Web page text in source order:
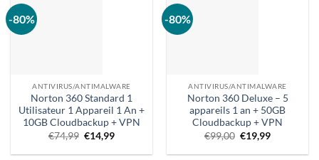
-80%
ANTIVIRUS/ANTIMALWARE
Norton 360 Standard 1
Utilisateur 1 Appareil 1 An +
10GB Cloudbackup + VPN
€74,99 Prix
d'origine
:
€14,99Prix
:
-80%
ANTIVIRUS/ANTIMALWARE
Norton 360 Deluxe – 5
appareils 1 an + 50GB
Cloudbackup + VPN
€99,00 Le
prix
d'origine
€19,99Prix
: